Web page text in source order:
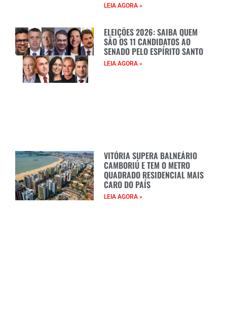
LEIA AGORA »
ELEIÇÕES 2026: SAIBA QUEM
SÃO OS 11 CANDIDATOS AO
SENADO PELO ESPÍRITO SANTO
LEIA AGORA »
VITÓRIA SUPERA BALNEÁRIO
CAMBORIÚ E TEM O METRO
QUADRADO RESIDENCIAL MAIS
CARO DO PAÍS
LEIA AGORA »